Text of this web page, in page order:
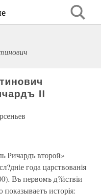
II
Ричардъ второй»
года царствованія
Въ первомъ д?йствіи
исторія: